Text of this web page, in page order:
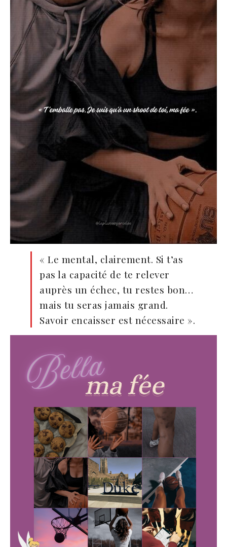
« Le mental, clairement. Si t’as
pas la capacité de te relever
auprès un échec, tu restes bon…
mais tu seras jamais grand.
Savoir encaisser est nécessaire ».